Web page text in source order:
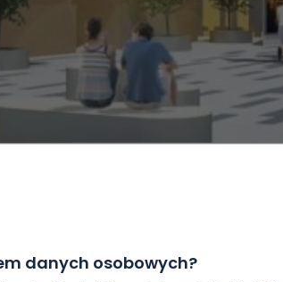
danych osobowych?
I FINANSE HISTORIA